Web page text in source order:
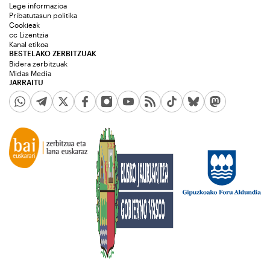
JARRAITU
Lege informazioa
Pribatutasun politika
Cookieak
cc Lizentzia
Kanal etikoa
BESTELAKO ZERBITZUAK
Bidera zerbitzuak
Midas Media